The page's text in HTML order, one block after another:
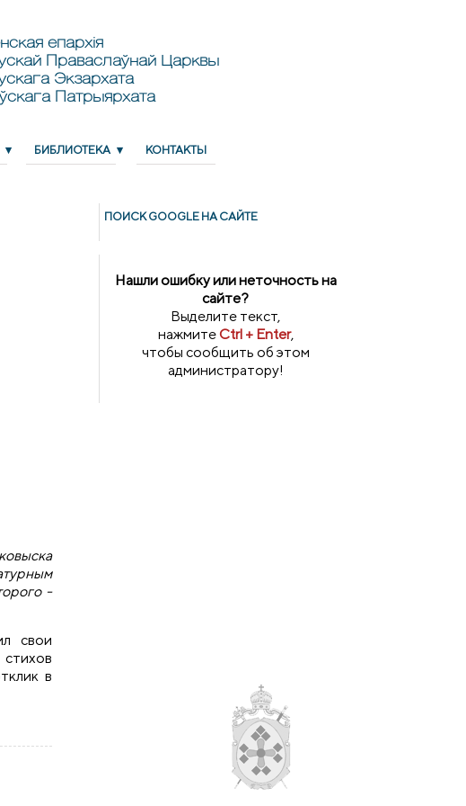
епархія
Праваслаўнай Царквы
Экзархата
Патрыярхата
БИБЛИОТЕКА КОНТАКТЫ
-
свои
в
ПОИСК GOОGLE НА САЙТЕ
Нашли ошибку или неточность на
сайте?
Выделите текст,
нажмитеCtrl + Enter,
чтобы сообщить об этом
администратору!